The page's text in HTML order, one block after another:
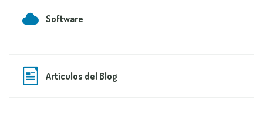
Software
Artículos del Blog